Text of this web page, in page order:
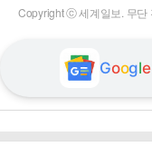
Copyright ⓒ 세계일보. 무단
Google